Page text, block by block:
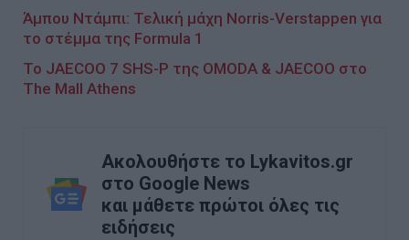
Άμπου Ντάμπι: Τελική μάχη Norris-Verstappen για
το στέμμα της Formula 1
Το JAECOO 7 SHS-P της OMODA & JAECOO στο
The Mall Athens
Ακολουθήστε το Lykavitos.gr
στο Google News
και μάθετε πρώτοι όλες τις
ειδήσεις